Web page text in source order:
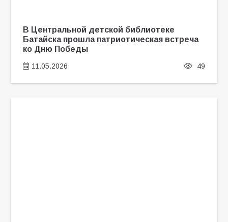
В Центральной детской библиотеке
Батайска прошла патриотическая встреча
ко Дню Победы
11.05.2026 49